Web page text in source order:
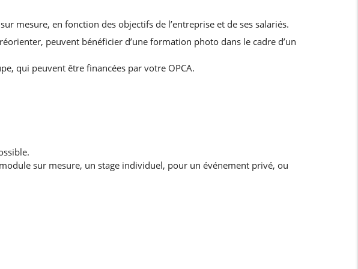
mesure, en fonction des objectifs de l’entreprise et de ses salariés.
peuvent bénéficier d’une formation photo dans le cadre d’un
qui peuvent être financées par votre OPCA.
sur mesure, un stage individuel, pour un événement privé, ou